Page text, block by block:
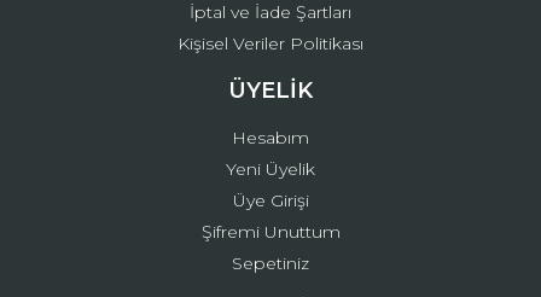
İptal ve İade Şartları
Kişisel Veriler Politikası
ÜYELİK
Hesabım
Yeni Üyelik
Üye Girişi
Şifremi Unuttum
Sepetiniz